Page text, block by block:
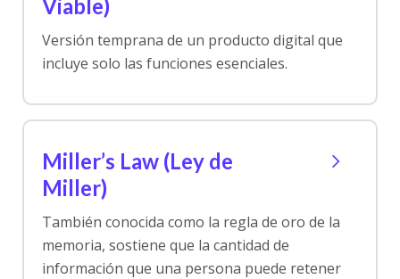
Viable)
Versión temprana de un producto digital que
incluye solo las funciones esenciales.
Miller’s Law (Ley de
Miller)
También conocida como la regla de oro de la
memoria, sostiene que la cantidad de
información que una persona puede retener